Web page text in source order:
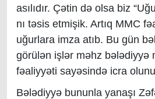
asılıdır. Çətin də olsa biz
nı təsis etmişik. Artıq MMC
uğurlara imza atıb. Bu gün
görülən işlər məhz bələdiyyə
fəaliyyəti sayəsində icra
Bələdiyyə bununla yanaşı